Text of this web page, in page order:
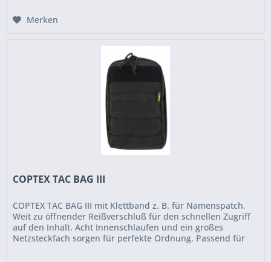
Merken
COPTEX TAC BAG III
COPTEX TAC BAG III mit Klettband z. B. für Namenspatch.
Weit zu öffnender Reißverschluß für den schnellen Zugriff
auf den Inhalt. Acht Innenschlaufen und ein großes
Netzsteckfach sorgen für perfekte Ordnung. Passend für